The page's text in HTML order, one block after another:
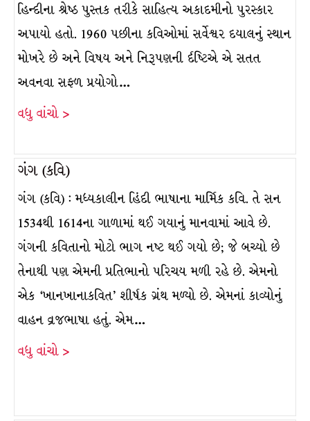
હિન્દીના શ્રેષ્ઠ પુસ્તક તરીકે સાહિત્ય અકાદમીનો પુરસ્કાર
અપાયો હતો. 1960 પછીના કવિઓમાં સર્વેશ્વર દયાલનું સ્થાન
મોખરે છે અને વિષય અને નિરૂપણની ર્દષ્ટિએ એ સતત
અવનવા સફળ પ્રયોગો…
વધુ વાંચો >
ગંગ (કવિ)
ગંગ (કવિ) : મધ્યકાલીન હિંદી ભાષાના માર્મિક કવિ. તે સન
1534થી 1614ના ગાળામાં થઈ ગયાનું માનવામાં આવે છે.
ગંગની કવિતાનો મોટો ભાગ નષ્ટ થઈ ગયો છે; જે બચ્યો છે
તેનાથી પણ એમની પ્રતિભાનો પરિચય મળી રહે છે. એમનો
એક ‘ખાનખાનાકવિત’ શીર્ષક ગ્રંથ મળ્યો છે. એમનાં કાવ્યોનું
વાહન વ્રજભાષા હતું. એમ…
વધુ વાંચો >